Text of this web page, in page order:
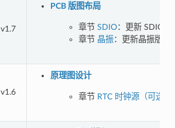
v1.7
PCB 版图布局
章节 SDIO：更新 SDIO
章节 晶振：更新晶振版图
v1.6
原理图设计
章节 RTC 时钟源（可选）